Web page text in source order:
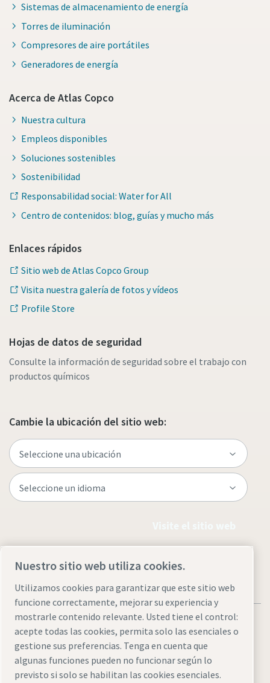
Sistemas de almacenamiento de energía
Torres de iluminación
Compresores de aire portátiles
Generadores de energía
Acerca de Atlas Copco
Nuestra cultura
Empleos disponibles
Soluciones sostenibles
Sostenibilidad
Responsabilidad social: Water for All
Centro de contenidos: blog, guías y mucho más
Enlaces rápidos
Sitio web de Atlas Copco Group
Visita nuestra galería de fotos y vídeos
Profile Store
Hojas de datos de seguridad
Consulte la información de seguridad sobre el trabajo con
productos químicos
Cambie la ubicación del sitio web:
Avisos legales y de privacidadAdministrar cookies
Nuestro sitio web utiliza cookies.
Utilizamos cookies para garantizar que este sitio web
funcione correctamente, mejorar su experiencia y
mostrarle contenido relevante. Usted tiene el control:
acepte todas las cookies, permita solo las esenciales o
gestione sus preferencias. Tenga en cuenta que
algunas funciones pueden no funcionar según lo
previsto si solo se habilitan las cookies esenciales.